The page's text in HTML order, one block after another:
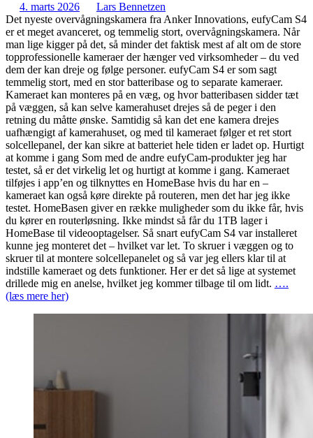
4. marts 2026
Lars Bennetzen
Det nyeste overvågningskamera fra Anker Innovations, eufyCam S4
er et meget avanceret, og temmelig stort, overvågningskamera. Når
man lige kigger på det, så minder det faktisk mest af alt om de store
topprofessionelle kameraer der hænger ved virksomheder – du ved
dem der kan dreje og følge personer. eufyCam S4 er som sagt
temmelig stort, med en stor batteribase og to separate kameraer.
Kameraet kan monteres på en væg, og hvor batteribasen sidder tæt
på væggen, så kan selve kamerahuset drejes så de peger i den
retning du måtte ønske. Samtidig så kan det ene kamera drejes
uafhængigt af kamerahuset, og med til kameraet følger et ret stort
solcellepanel, der kan sikre at batteriet hele tiden er ladet op. Hurtigt
at komme i gang Som med de andre eufyCam-produkter jeg har
testet, så er det virkelig let og hurtigt at komme i gang. Kameraet
tilføjes i app’en og tilknyttes en HomeBase hvis du har en –
kameraet kan også køre direkte på routeren, men det har jeg ikke
testet. HomeBasen giver en række muligheder som du ikke får, hvis
du kører en routerløsning. Ikke mindst så får du 1TB lager i
HomeBase til videooptagelser. Så snart eufyCam S4 var installeret
kunne jeg monteret det – hvilket var let. To skruer i væggen og to
skruer til at montere solcellepanelet og så var jeg ellers klar til at
indstille kameraet og dets funktioner. Her er det så lige at systemet
drillede mig en anelse, hvilket jeg kommer tilbage til om lidt. ….
(læs mere her)